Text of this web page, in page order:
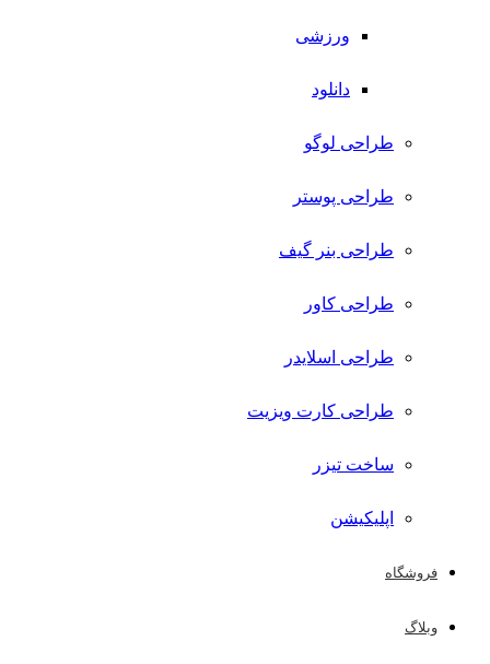
ورزشی
دانلود
طراحی لوگو
طراحی پوستر
طراحی بنر گیف
طراحی کاور
طراحی اسلایدر
طراحی کارت ویزیت
ساخت تیزر
اپلیکیشن
فروشگاه
وبلاگ